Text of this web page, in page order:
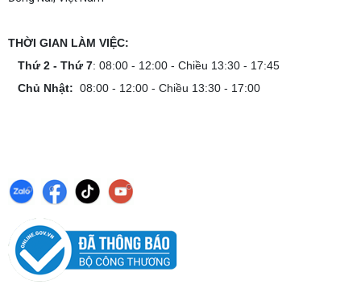
THỜI GIAN LÀM VIỆC:
Thứ 2 - Thứ 7: 08:00 - 12:00 - Chiều 13:30 - 17:45
Chủ Nhật: 08:00 - 12:00 - Chiều 13:30 - 17:00